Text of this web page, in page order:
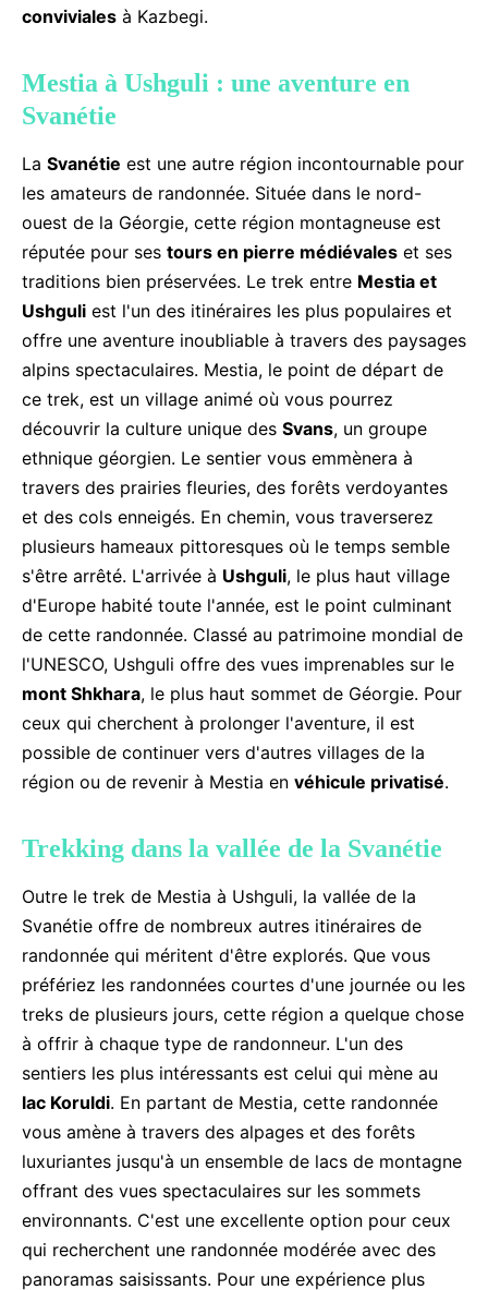
conviviales à Kazbegi.
Mestia à Ushguli : une aventure en
Svanétie
La Svanétie est une autre région incontournable pour
les amateurs de randonnée. Située dans le nord-
ouest de la Géorgie, cette région montagneuse est
réputée pour ses tours en pierre médiévales et ses
traditions bien préservées. Le trek entre Mestia et
Ushguli est l'un des itinéraires les plus populaires et
offre une aventure inoubliable à travers des paysages
alpins spectaculaires. Mestia, le point de départ de
ce trek, est un village animé où vous pourrez
découvrir la culture unique des Svans, un groupe
ethnique géorgien. Le sentier vous emmènera à
travers des prairies fleuries, des forêts verdoyantes
et des cols enneigés. En chemin, vous traverserez
plusieurs hameaux pittoresques où le temps semble
s'être arrêté. L'arrivée à Ushguli, le plus haut village
d'Europe habité toute l'année, est le point culminant
de cette randonnée. Classé au patrimoine mondial de
l'UNESCO, Ushguli offre des vues imprenables sur le
mont Shkhara, le plus haut sommet de Géorgie. Pour
ceux qui cherchent à prolonger l'aventure, il est
possible de continuer vers d'autres villages de la
région ou de revenir à Mestia en véhicule privatisé.
Trekking dans la vallée de la Svanétie
Outre le trek de Mestia à Ushguli, la vallée de la
Svanétie offre de nombreux autres itinéraires de
randonnée qui méritent d'être explorés. Que vous
préfériez les randonnées courtes d'une journée ou les
treks de plusieurs jours, cette région a quelque chose
à offrir à chaque type de randonneur. L'un des
sentiers les plus intéressants est celui qui mène au
lac Koruldi. En partant de Mestia, cette randonnée
vous amène à travers des alpages et des forêts
luxuriantes jusqu'à un ensemble de lacs de montagne
offrant des vues spectaculaires sur les sommets
environnants. C'est une excellente option pour ceux
qui recherchent une randonnée modérée avec des
panoramas saisissants. Pour une expérience plus